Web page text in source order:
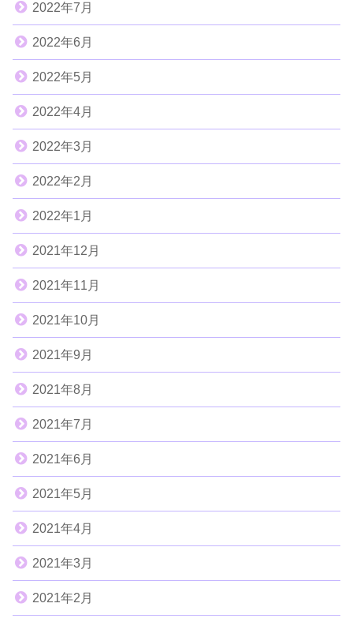
2022年7月
2022年6月
2022年5月
2022年4月
2022年3月
2022年2月
2022年1月
2021年12月
2021年11月
2021年10月
2021年9月
2021年8月
2021年7月
2021年6月
2021年5月
2021年4月
2021年3月
2021年2月